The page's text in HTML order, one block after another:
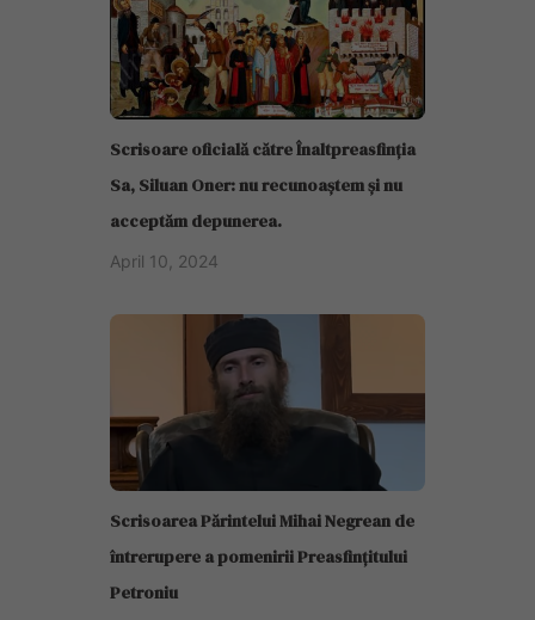
Scrisoare oficială către Înaltpreasfinția
Sa, Siluan Oner: nu recunoaștem și nu
acceptăm depunerea.
April 10, 2024
Scrisoarea Părintelui Mihai Negrean de
întrerupere a pomenirii Preasfințitului
Petroniu